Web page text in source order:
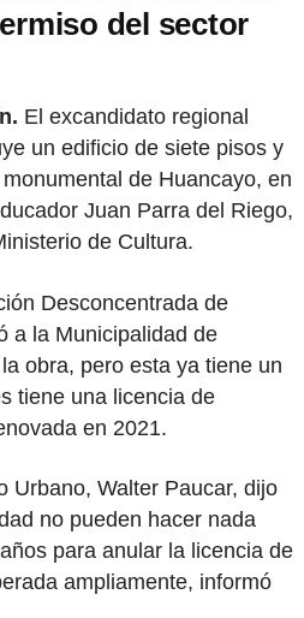
del sector
El excandidato regional
un edificio de siete pisos y
de Huancayo, en
Juan Parra del Riego,
de Cultura.
Desconcentrada de
a la Municipalidad de
obra, pero esta ya tiene un
tiene una licencia de
en 2021.
Urbano, Walter Paucar, dijo
no pueden hacer nada
para anular la licencia de
ampliamente, informó